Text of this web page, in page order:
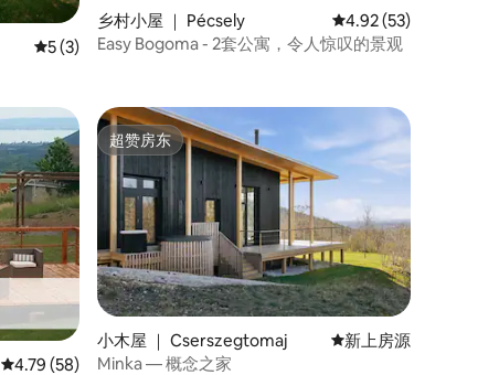
平均评分 5 分（满分 5 分），共 3 条评价
5 (3)
乡村小屋 ｜ Pécsely 平均评分 4.92 分（满
4.92 (53)
Easy Bogoma - 2套公寓，令人惊叹的景观
平均评分 4.79 分（满分 5 分），共 58 条评价
4.79 (58)
超赞房东
超赞房东
小木屋 ｜ Cserszegtomaj 新房源
新上房源
Minka — 概念之家